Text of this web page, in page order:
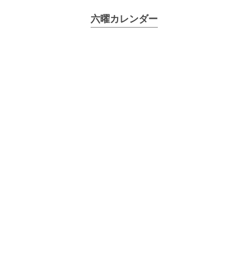
六曜カレンダー